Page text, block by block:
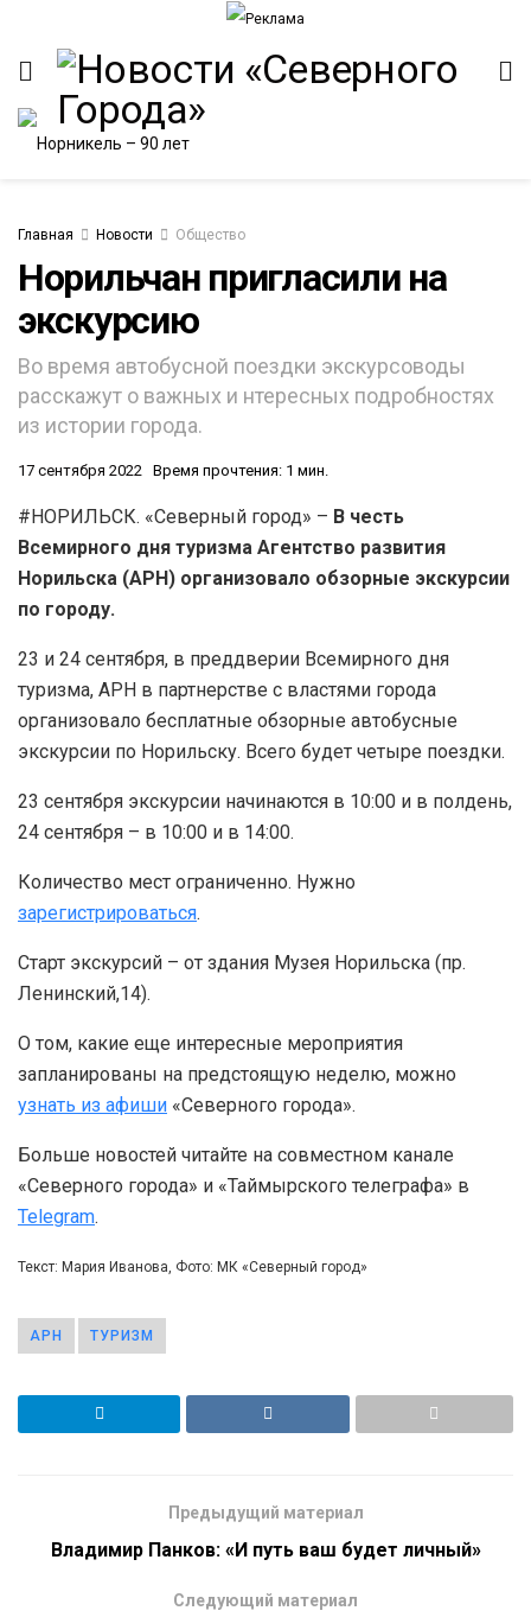
Главная Новости Общество
Норильчан пригласили на
экскурсию
Во время автобусной поездки экскурсоводы
расскажут о важных и нтересных подробностях
из истории города.
17 сентября 2022 Время прочтения: 1 мин.
#НОРИЛЬСК. «Северный город» – В честь
Всемирного дня туризма Агентство развития
Норильска (АРН) организовало обзорные экскурсии
по городу.
23 и 24 сентября, в преддверии Всемирного дня
туризма, АРН в партнерстве с властями города
организовало бесплатные обзорные автобусные
экскурсии по Норильску. Всего будет четыре поездки.
23 сентября экскурсии начинаются в 10:00 и в полдень,
24 сентября – в 10:00 и в 14:00.
Количество мест ограниченно. Нужно
зарегистрироваться.
Старт экскурсий – от здания Музея Норильска (пр.
Ленинский,14).
О том, какие еще интересные мероприятия
запланированы на предстоящую неделю, можно
узнать из афиши «Северного города».
Больше новостей читайте на совместном канале
«Северного города» и «Таймырского телеграфа» в
Telegram.
Текст: Мария Иванова, Фото: МК «Северный город»
АРН ТУРИЗМ
Предыдущий материал
Владимир Панков: «И путь ваш будет личный»
Следующий материал